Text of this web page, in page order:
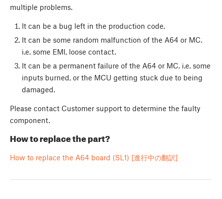
multiple problems.
It can be a bug left in the production code.
It can be some random malfunction of the A64 or MC.
i.e. some EMI, loose contact.
It can be a permanent failure of the A64 or MC. i.e. some
inputs burned, or the MCU getting stuck due to being
damaged.
Please contact Customer support to determine the faulty
component.
How to replace the part?
How to replace the A64 board (SL1) [進行中の翻訳]